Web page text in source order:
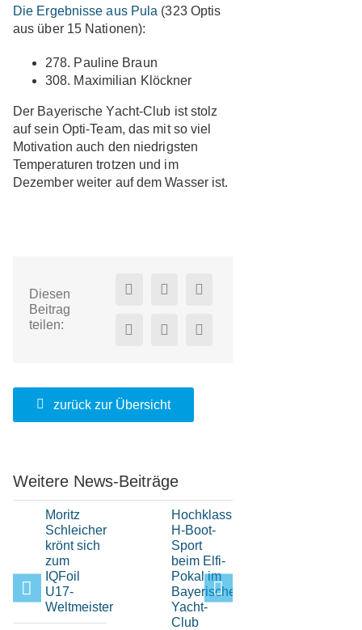
Die Ergebnisse aus Pula (323 Optis
aus über 15 Nationen):
278. Pauline Braun
308. Maximilian Klöckner
Der Bayerische Yacht-Club ist stolz
auf sein Opti-Team, das mit so viel
Motivation auch den niedrigsten
Temperaturen trotzen und im
Dezember weiter auf dem Wasser ist.
Diesen
Beitrag
teilen:
zurück zur Übersicht
Weitere News-Beiträge
Moritz
Schleicher
krönt sich
zum
IQFoil
U17-
Weltmeister
Hochklassiger
H-Boot-
Sport
beim Elfi-
Pokal im
Bayerischen
Yacht-
Club